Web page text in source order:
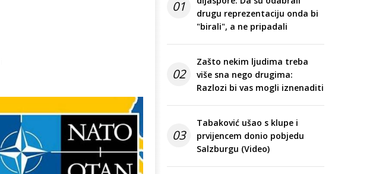
01
drugu reprezentaciju onda bi
"birali", a ne pripadali
02
Zašto nekim ljudima treba
više sna nego drugima:
Razlozi bi vas mogli iznenaditi
03
Tabaković ušao s klupe i
prvijencem donio pobjedu
Salzburgu (Video)